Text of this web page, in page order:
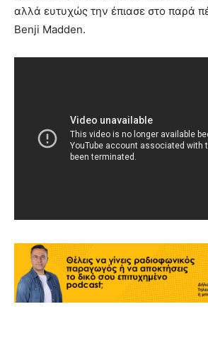
αλλά ευτυχώς την έπιασε στο παρά
Benji Madden.